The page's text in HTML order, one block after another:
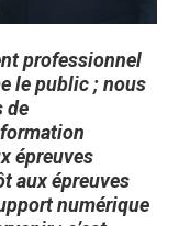
professionnel
le public ; nous
de
épreuves
aux épreuves
numérique